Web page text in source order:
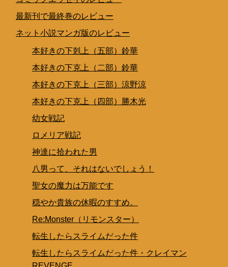
最新刊で最終巻のレビュー
ネット小説マンガ版のレビュー
本好きの下剋上（五部）鈴華
本好きの下克上（二部）鈴華
本好きの下克上（三部）涼野涼
本好きの下克上（四部）勝木光
幼女戦記
ロメリア戦記
神達に拾われた男
八男って、それはないでしょう！
聖女の魔力は万能です
穏やか貴族の休暇のすすめ。
Re:Monster（リモンスター）
転生したらスライムだった件
転生したらスライムだった件・クレイマン